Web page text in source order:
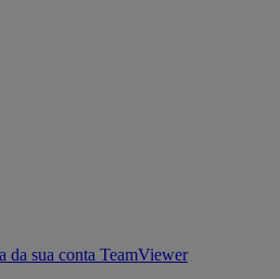
da sua conta TeamViewer